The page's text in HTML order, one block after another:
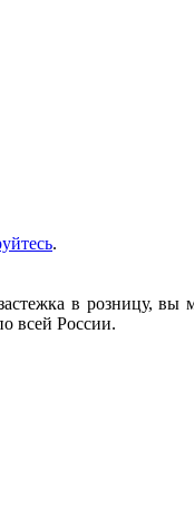
.
в розницу, вы
всей России.